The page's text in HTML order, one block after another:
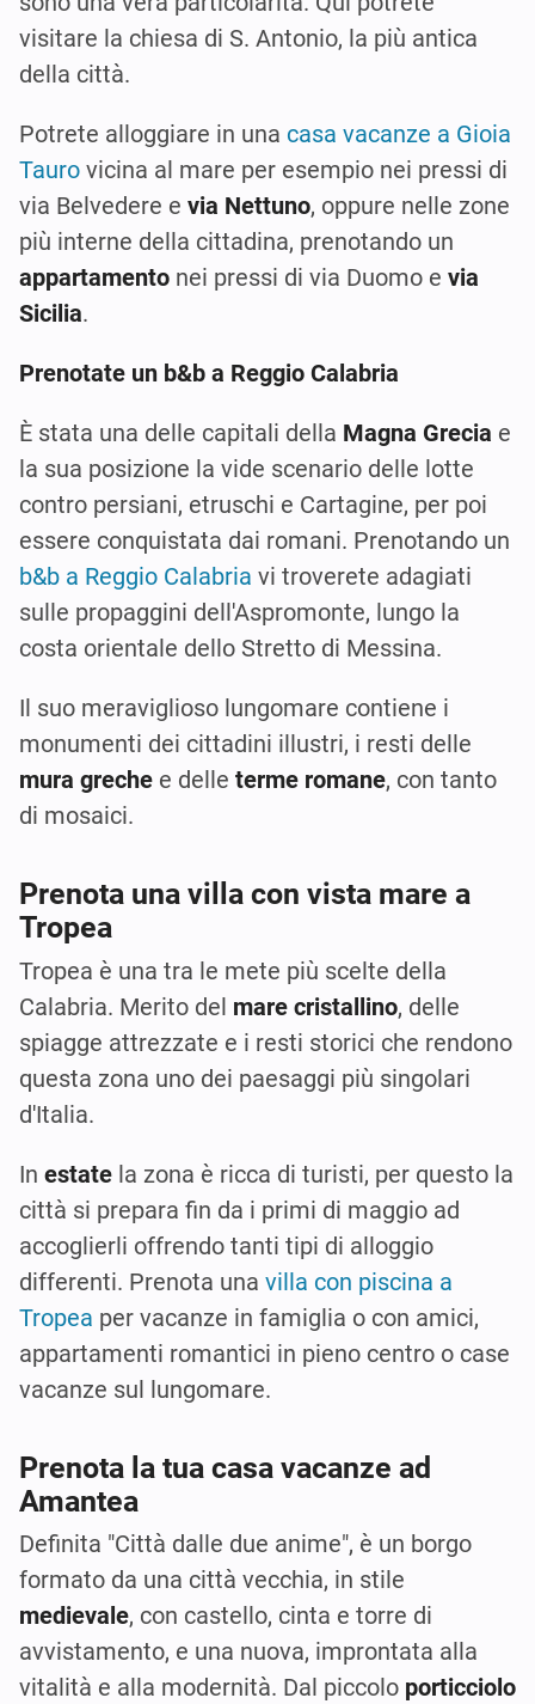
visitare la chiesa di S. Antonio, la più antica
della città.
Potrete alloggiare in una casa vacanze a Gioia
Tauro vicina al mare per esempio nei pressi di
via Belvedere e via Nettuno, oppure nelle zone
più interne della cittadina, prenotando un
appartamento nei pressi di via Duomo e via
Sicilia.
Prenotate un b&b a Reggio Calabria
È stata una delle capitali della Magna Grecia e
la sua posizione la vide scenario delle lotte
contro persiani, etruschi e Cartagine, per poi
essere conquistata dai romani. Prenotando un
b&b a Reggio Calabria vi troverete adagiati
sulle propaggini dell'Aspromonte, lungo la
costa orientale dello Stretto di Messina.
Il suo meraviglioso lungomare contiene i
monumenti dei cittadini illustri, i resti delle
mura greche e delle terme romane, con tanto
di mosaici.
Prenota una villa con vista mare a
Tropea
Tropea è una tra le mete più scelte della
Calabria. Merito del mare cristallino, delle
spiagge attrezzate e i resti storici che rendono
questa zona uno dei paesaggi più singolari
d'Italia.
In estate la zona è ricca di turisti, per questo la
città si prepara fin da i primi di maggio ad
accoglierli offrendo tanti tipi di alloggio
differenti. Prenota una villa con piscina a
Tropea per vacanze in famiglia o con amici,
appartamenti romantici in pieno centro o case
vacanze sul lungomare.
Prenota la tua casa vacanze ad
Amantea
Definita "Città dalle due anime", è un borgo
formato da una città vecchia, in stile
medievale, con castello, cinta e torre di
avvistamento, e una nuova, improntata alla
vitalità e alla modernità. Dal piccolo porticciolo